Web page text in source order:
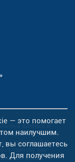
данных и
контента, в
технологийи
сайтом, вы
ваших
— это помогает
наилучшим.
вы соглашаетесь
Для получения